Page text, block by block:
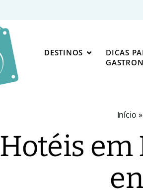
DESTINOS
DICAS
Início »
Hotéis em